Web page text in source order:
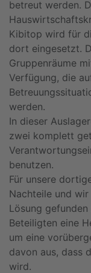
betreut werden.
Kibitop wird für
dort eingesetzt.
Gruppenräume
Verfügung, die
werden.
In dieser
zwei komplett
benutzen.
Für unsere
Nachteile und
Lösung
Beteiligten eine
um eine
davon aus, dass
wird.